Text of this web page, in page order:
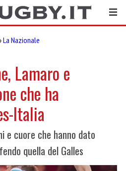
La Nazionale
Lamaro e
che ha
Italia
e cuore che hanno dato
quella del Galles